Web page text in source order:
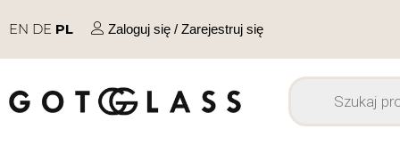
EN DE PL Zaloguj się / Zarejestruj się